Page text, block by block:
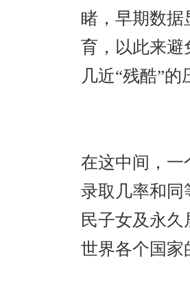
睹，早期数据
育，以此来避
几近“残酷”的
在这中间，一
录取几率和同
民子女及永
世界各个国家